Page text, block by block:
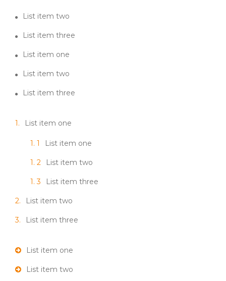
List item two
List item three
List item one
List item two
List item three
List item one
List item one
List item two
List item three
List item two
List item three
List item one
List item two